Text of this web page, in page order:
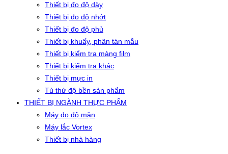
Thiết bị đo độ dày
Thiết bị đo độ nhớt
Thiết bị đo độ phủ
Thiết bị khuấy, phân tán mẫu
Thiết bị kiểm tra màng film
Thiết bị kiểm tra khác
Thiết bị mực in
Tủ thử độ bền sản phẩm
THIẾT BỊ NGÀNH THỰC PHẨM
Máy đo độ mặn
Máy lắc Vortex
Thiết bị nhà hàng